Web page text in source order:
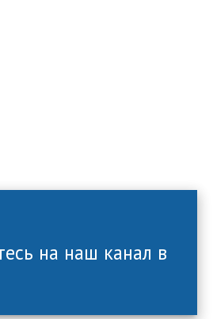
на наш канал в